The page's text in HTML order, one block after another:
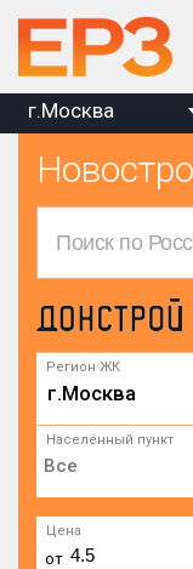
г.Москва
Регион ЖК
г.Москва
Населённый пункт
Цена
от